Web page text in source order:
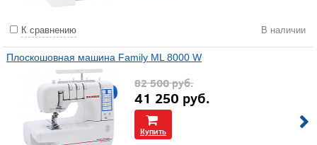
К сравнению В наличии
Плоскошовная машина Family МL 8000 W
82 500руб.
41 250 руб.
Купить